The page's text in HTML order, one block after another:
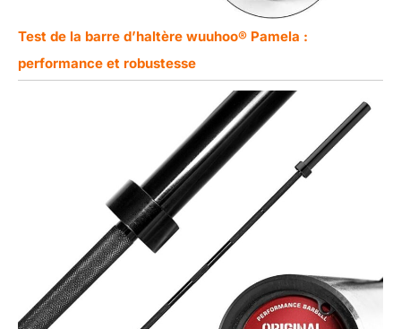
Test de la barre d’haltère wuuhoo® Pamela :
performance et robustesse